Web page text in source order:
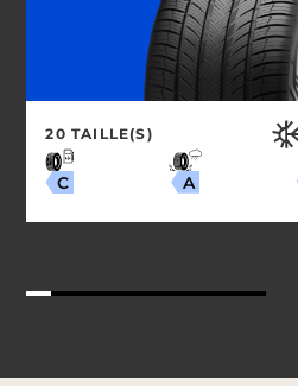
20 TAILLE(S)
C A